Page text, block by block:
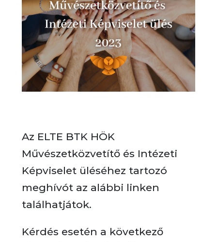
Az ELTE BTK HÖK
Művészetközvetítő és Intézeti
Képviselet üléséhez tartozó
meghívót az alábbi linken
találhatjátok.
Kérdés esetén a következő